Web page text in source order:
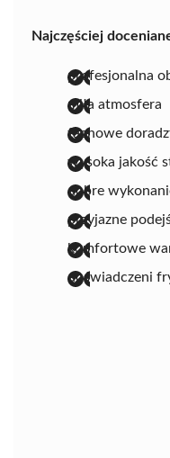
Najczęściej
profesjonalna
miła atmosfera
fachowe
wysoka jakość
dobre
przyjazne
komfortowe
doświadczeni